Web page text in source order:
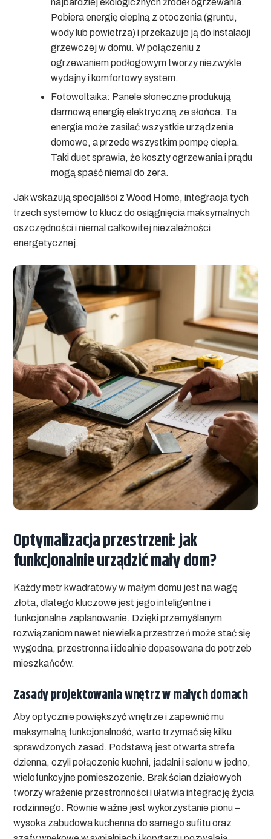
najbardziej ekologicznych źródeł ogrzewania.
Pobiera energię cieplną z otoczenia (gruntu,
wody lub powietrza) i przekazuje ją do instalacji
grzewczej w domu. W połączeniu z
ogrzewaniem podłogowym tworzy niezwykle
wydajny i komfortowy system.
Fotowoltaika: Panele słoneczne produkują
darmową energię elektryczną ze słońca. Ta
energia może zasilać wszystkie urządzenia
domowe, a przede wszystkim pompę ciepła.
Taki duet sprawia, że koszty ogrzewania i prądu
mogą spaść niemal do zera.
Jak wskazują specjaliści z Wood Home, integracja tych
trzech systemów to klucz do osiągnięcia maksymalnych
oszczędności i niemal całkowitej niezależności
energetycznej.
Optymalizacja przestrzeni: jak
funkcjonalnie urządzić mały dom?
Każdy metr kwadratowy w małym domu jest na wagę
złota, dlatego kluczowe jest jego inteligentne i
funkcjonalne zaplanowanie. Dzięki przemyślanym
rozwiązaniom nawet niewielka przestrzeń może stać się
wygodna, przestronna i idealnie dopasowana do potrzeb
mieszkańców.
Zasady projektowania wnętrz w małych domach
Aby optycznie powiększyć wnętrze i zapewnić mu
maksymalną funkcjonalność, warto trzymać się kilku
sprawdzonych zasad. Podstawą jest otwarta strefa
dzienna, czyli połączenie kuchni, jadalni i salonu w jedno,
wielofunkcyjne pomieszczenie. Brak ścian działowych
tworzy wrażenie przestronności i ułatwia integrację życia
rodzinnego. Równie ważne jest wykorzystanie pionu –
wysoka zabudowa kuchenna do samego sufitu oraz